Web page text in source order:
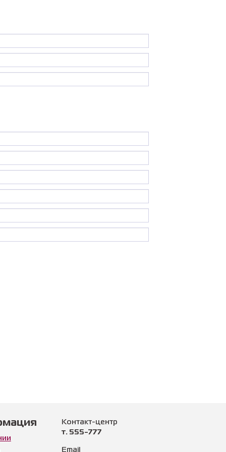
Контакт-центр
т. 555-777
Email